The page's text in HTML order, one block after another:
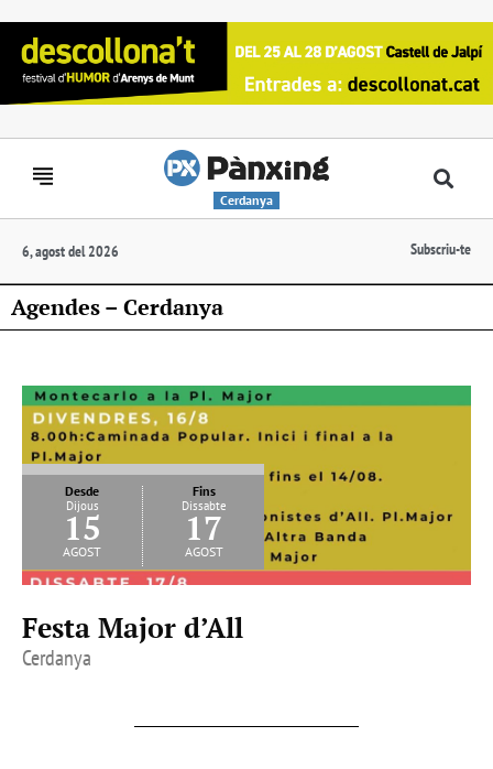
Cerdanya
6, agost del 2026 Subscriu-te
Agendes – Cerdanya
Desde
Dijous
15
agost
Fins
Dissabte
17
agost
Festa Major d’All
Cerdanya